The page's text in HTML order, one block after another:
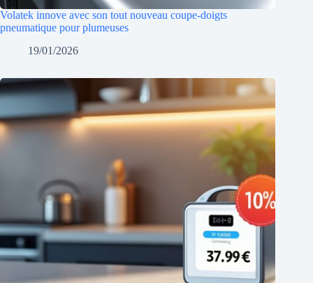
Volatek innove avec son tout nouveau coupe-doigts
pneumatique pour plumeuses
19/01/2026